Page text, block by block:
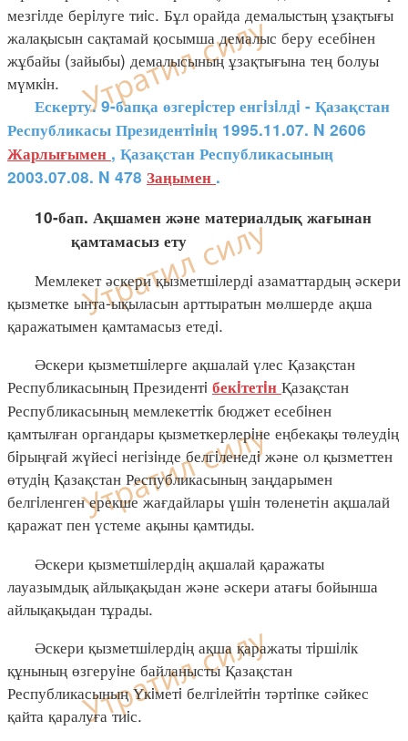
мезгiлде берiлуге тиiс. Бұл орайда демалыстың ұзақтығы
жалақысын сақтамай қосымша демалыс беру есебiнен
жұбайы (зайыбы) демалысының ұзақтығына тең болуы
мүмкiн.
Ескерту. 9-бапқа өзгерiстер енгiзiлдi - Қазақстан
Республикасы Президентiнiң 1995.11.07. N 2606
Жарлығымен , Қазақстан Республикасының
2003.07.08. N 478 Заңымен .
10-бап. Ақшамен және материалдық жағынан
қамтамасыз ету
Мемлекет әскери қызметшiлердi азаматтардың әскери
қызметке ынта-ықыласын арттыратын мөлшерде ақша
қаражатымен қамтамасыз етедi.
Әскери қызметшiлерге ақшалай үлес Қазақстан
Республикасының Президентi бекiтетiн Қазақстан
Республикасының мемлекеттiк бюджет есебiнен
қамтылған органдары қызметкерлерiне еңбекақы төлеудiң
бiрыңғай жүйесi негiзiнде белгiленедi және ол қызметтен
өтудiң Қазақстан Республикасының заңдарымен
белгiленген ерекше жағдайлары үшiн төленетін ақшалай
қаражат пен үстеме ақыны қамтиды.
Әскери қызметшiлердiң ақшалай қаражаты
лауазымдық айлықақыдан және әскери атағы бойынша
айлықақыдан тұрады.
Әскери қызметшiлердiң ақша қаражаты тiршiлiк
құнының өзгеруiне байланысты Қазақстан
Республикасының Үкiметi белгiлейтiн тәртiпке сәйкес
қайта қаралуға тиiс.